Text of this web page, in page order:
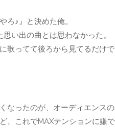
ろ♪』と決めた俺。
い出の曲とは思わなかった。
歌ってて後ろから見てるだけ
なったのが、オーディエンス
、これでMAXテンションに嫌